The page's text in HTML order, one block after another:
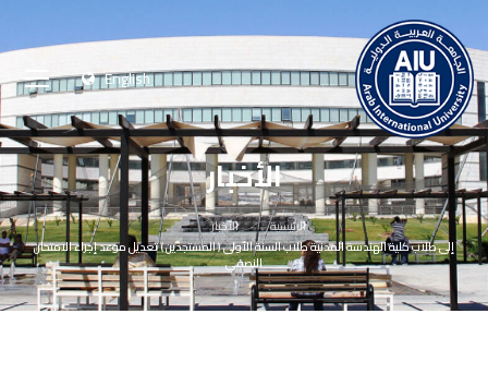
English
الأخبار
الرئيسية
الأخبار
إلى طلاب كلية الهندسة المدنية طلاب السنة الأولى ( المستجدين ) تعديل موعد إجراء الامتحان
النصفي